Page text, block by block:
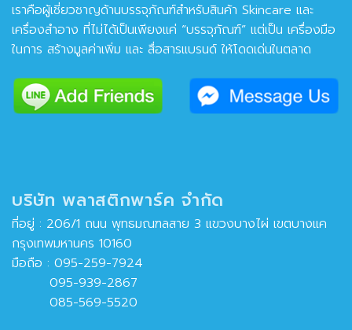
เราคือผู้เชี่ยวชาญด้านบรรจุภัณฑ์สำหรับสินค้า Skincare และ
เครื่องสำอาง ที่ไม่ได้เป็นเพียงแค่ “บรรจุภัณฑ์” แต่เป็น เครื่องมือ
ในการ สร้างมูลค่าเพิ่ม และ สื่อสารแบรนด์ ให้โดดเด่นในตลาด
บริษัท พลาสติกพาร์ค จำกัด
ที่อยู่ : 206/1 ถนน พุทธมณฑลสาย 3 แขวงบางไผ่ เขตบางแค
กรุงเทพมหานคร 10160
มือถือ : 095-259-7924
095-939-2867
085-569-5520